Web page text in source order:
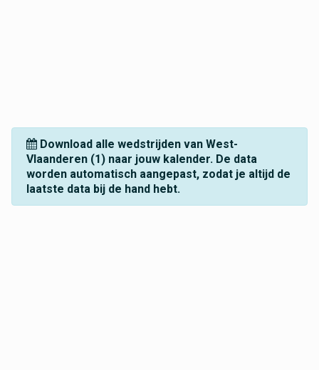
Download alle wedstrijden van West-
Vlaanderen (1) naar jouw kalender. De data
worden automatisch aangepast, zodat je altijd de
laatste data bij de hand hebt.